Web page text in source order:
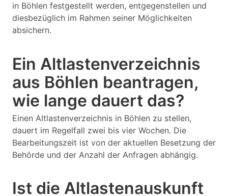
in Böhlen festgestellt werden, entgegenstellen und
diesbezüglich im Rahmen seiner Möglichkeiten
absichern.
Ein Altlastenverzeichnis
aus Böhlen beantragen,
wie lange dauert das?
Einen Altlastenverzeichnis in Böhlen zu stellen,
dauert im Regelfall zwei bis vier Wochen. Die
Bearbeitungszeit ist von der aktuellen Besetzung der
Behörde und der Anzahl der Anfragen abhängig.
Ist die Altlastenauskunft